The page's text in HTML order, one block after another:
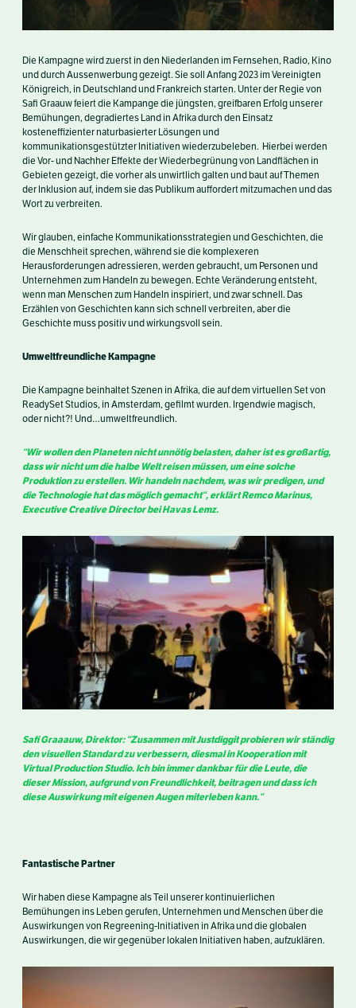
Die Kampagne wird zuerst in den Niederlanden im Fernsehen, Radio, Kino
und durch Aussenwerbung gezeigt. Sie soll Anfang 2023 im Vereinigten
Königreich, in Deutschland und Frankreich starten. Unter der Regie von
Safi Graauw feiert die Kampange die jüngsten, greifbaren Erfolg unserer
Bemühungen, degradiertes Land in Afrika durch den Einsatz
kosteneffizienter naturbasierter Lösungen und
kommunikationsgestützter Initiativen wiederzubeleben. Hierbei werden
die Vor- und Nachher Effekte der Wiederbegrünung von Landflächen in
Gebieten gezeigt, die vorher als unwirtlich galten und baut auf Themen
der Inklusion auf, indem sie das Publikum auffordert mitzumachen und das
Wort zu verbreiten.
Wir glauben, einfache Kommunikationsstrategien und Geschichten, die
die Menschheit sprechen, während sie die komplexeren
Herausforderungen adressieren, werden gebraucht, um Personen und
Unternehmen zum Handeln zu bewegen. Echte Veränderung entsteht,
wenn man Menschen zum Handeln inspiriert, und zwar schnell. Das
Erzählen von Geschichten kann sich schnell verbreiten, aber die
Geschichte muss positiv und wirkungsvoll sein.
Umweltfreundliche Kampagne
Die Kampagne beinhaltet Szenen in Afrika, die auf dem virtuellen Set von
ReadySet Studios, in Amsterdam, gefilmt wurden. Irgendwie magisch,
oder nicht?! Und…umweltfreundlich.
“Wir wollen den Planeten nicht unnötig belasten, daher ist es großartig,
dass wir nicht um die halbe Welt reisen müssen, um eine solche
Produktion zu erstellen. Wir handeln nachdem, was wir predigen, und
die Technologie hat das möglich gemacht“, erklärt Remco Marinus,
Executive Creative Director bei Havas Lemz.
Safi Graaauw, Direktor: “Zusammen mit Justdiggit probieren wir ständig
den visuellen Standard zu verbessern, diesmal in Kooperation mit
Virtual Production Studio. Ich bin immer dankbar für die Leute, die
dieser Mission, aufgrund von Freundlichkeit, beitragen und dass ich
diese Auswirkung mit eigenen Augen miterleben kann.”
Fantastische Partner
Wir haben diese Kampagne als Teil unserer kontinuierlichen
Bemühungen ins Leben gerufen, Unternehmen und Menschen über die
Auswirkungen von Regreening-Initiativen in Afrika und die globalen
Auswirkungen, die wir gegenüber lokalen Initiativen haben, aufzuklären.